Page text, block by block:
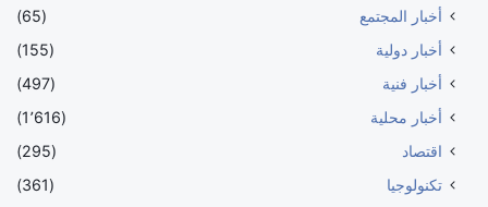
أخبار المجتمع
(65)
أخبار دولية
(155)
أخبار فنية
(497)
أخبار محلية
(1٬616)
اقتصاد
(295)
تكنولوجيا
(361)